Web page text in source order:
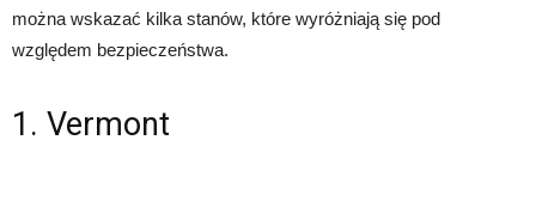
można wskazać kilka stanów, które wyróżniają się pod
względem bezpieczeństwa.
1. Vermont